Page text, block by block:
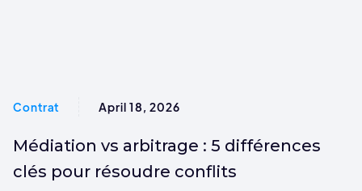
Contrat April 18, 2026
Médiation vs arbitrage : 5 différences
clés pour résoudre conflits